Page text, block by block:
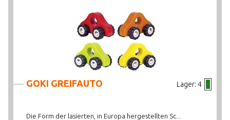
Lager: 4
GOKI GREIFAUTO
Die Form der lasierten, in Europa hergestellten Sc...